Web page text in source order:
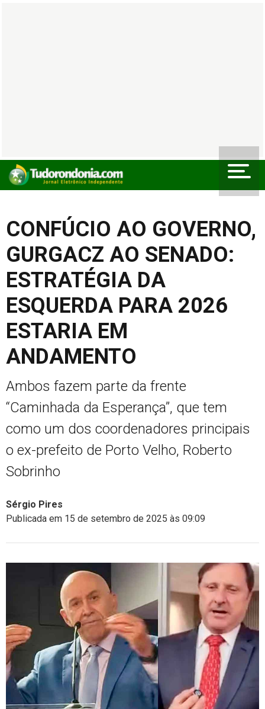
CONFÚCIO AO GOVERNO,
GURGACZ AO SENADO:
ESTRATÉGIA DA
ESQUERDA PARA 2026
ESTARIA EM
ANDAMENTO
Ambos fazem parte da frente
“Caminhada da Esperança”, que tem
como um dos coordenadores principais
o ex-prefeito de Porto Velho, Roberto
Sobrinho
Sérgio Pires
Publicada em 15 de setembro de 2025 às 09:09